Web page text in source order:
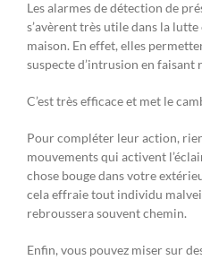
Les alarmes de détection de
s’avèrent très utile dans la
maison. En effet, elles
suspecte d’intrusion en
C’est très efficace et met le
Pour compléter leur action,
mouvements qui activent
chose bouge dans votre
cela effraie tout individu
rebroussera souvent chemin.
Enfin, vous pouvez miser sur